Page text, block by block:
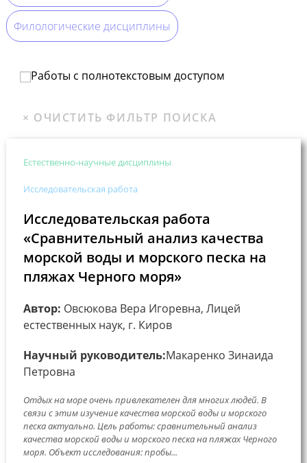
Филологические дисциплины
Работы с полнотекстовым доступом
Естественно-научные дисциплины
Исследовательская работа
Исследовательская работа
«Сравнительный анализ качества
морской воды и морского песка на
пляжах Черного моря»
Автор: Овсюкова Вера Игоревна, Лицей
естественных наук, г. Киров
Научный руководитель:Макаренко Зинаида
Петровна
Отдых на море очень привлекателен для многих людей. В
связи с этим изучение качества морской воды и морского
песка актуально. Цель работы: сравнительный анализ
качества морской воды и морского песка на пляжах Черного
моря. Объект исследования: пробы...